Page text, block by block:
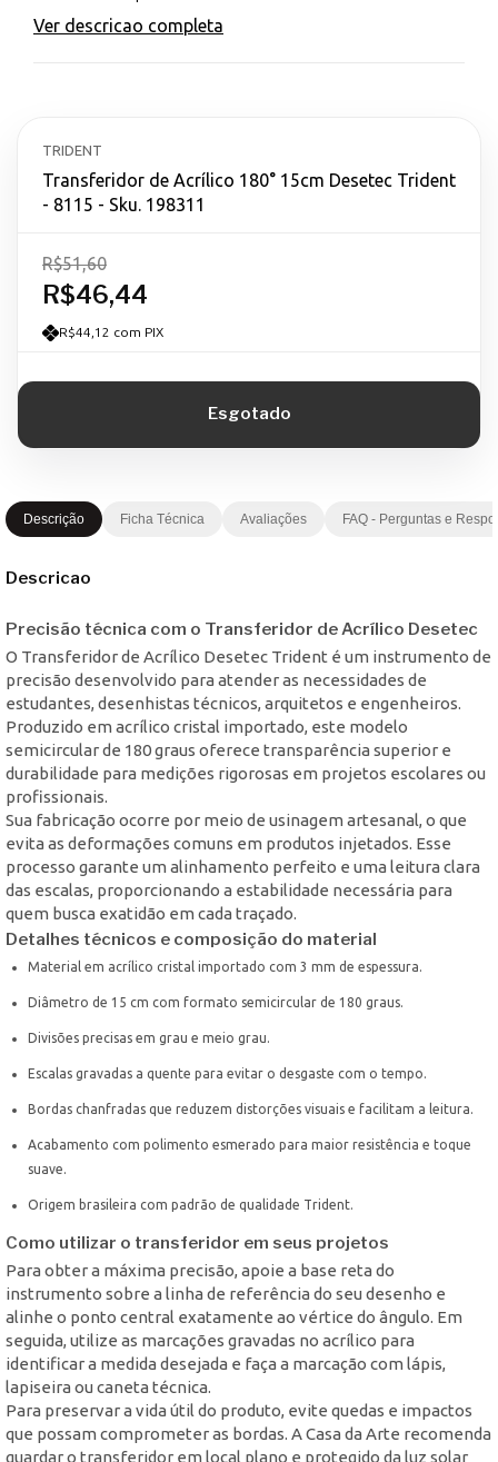
Ver descricao completa
TRIDENT
Transferidor de Acrílico 180° 15cm Desetec Trident
- 8115 - Sku. 198311
R$46,44
R$51,60
R$44,12 com PIX
Descrição Ficha Técnica Avaliações FAQ - Perguntas e
Descricao
Precisão técnica com o Transferidor de Acrílico Desetec
O Transferidor de Acrílico Desetec Trident é um instrumento de
precisão desenvolvido para atender as necessidades de
estudantes, desenhistas técnicos, arquitetos e engenheiros.
Produzido em acrílico cristal importado, este modelo
semicircular de 180 graus oferece transparência superior e
durabilidade para medições rigorosas em projetos escolares ou
profissionais.
Sua fabricação ocorre por meio de usinagem artesanal, o que
evita as deformações comuns em produtos injetados. Esse
processo garante um alinhamento perfeito e uma leitura clara
das escalas, proporcionando a estabilidade necessária para
quem busca exatidão em cada traçado.
Detalhes técnicos e composição do material
Material em acrílico cristal importado com 3 mm de espessura.
Diâmetro de 15 cm com formato semicircular de 180 graus.
Divisões precisas em grau e meio grau.
Escalas gravadas a quente para evitar o desgaste com o tempo.
Bordas chanfradas que reduzem distorções visuais e facilitam a leitura.
Acabamento com polimento esmerado para maior resistência e toque
suave.
Origem brasileira com padrão de qualidade Trident.
Como utilizar o transferidor em seus projetos
Para obter a máxima precisão, apoie a base reta do
instrumento sobre a linha de referência do seu desenho e
alinhe o ponto central exatamente ao vértice do ângulo. Em
seguida, utilize as marcações gravadas no acrílico para
identificar a medida desejada e faça a marcação com lápis,
lapiseira ou caneta técnica.
Para preservar a vida útil do produto, evite quedas e impactos
que possam comprometer as bordas. A Casa da Arte recomenda
guardar o transferidor em local plano e protegido da luz solar